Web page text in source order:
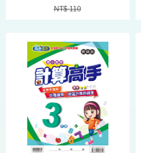
NT$ 110